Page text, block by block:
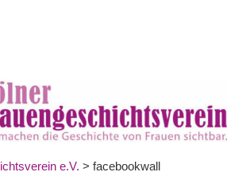
e.V. > facebookwall